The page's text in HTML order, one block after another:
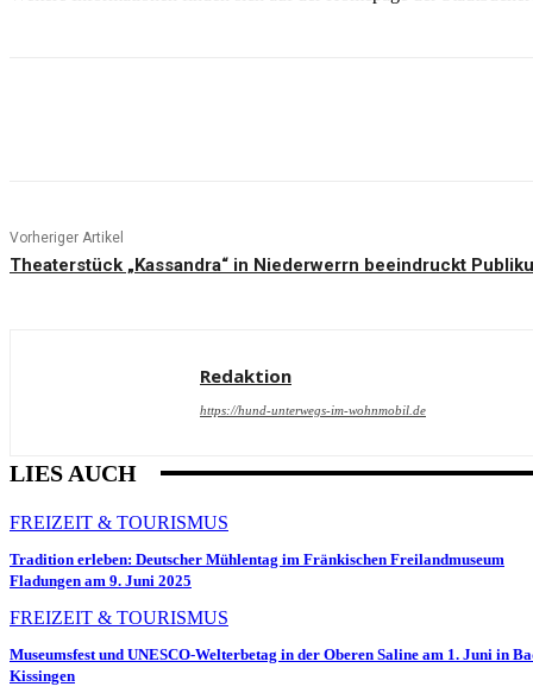
Vorheriger Artikel
Theaterstück „Kassandra“ in Niederwerrn beeindruckt
Redaktion
https://hund-unterwegs-im-wohnmobil.de
LIES AUCH
FREIZEIT & TOURISMUS
Tradition erleben: Deutscher Mühlentag im Fränkischen Freilandmuseum
Fladungen am 9. Juni 2025
FREIZEIT & TOURISMUS
Museumsfest und UNESCO-Welterbetag in der Oberen Saline am 1. Juni in
Kissingen